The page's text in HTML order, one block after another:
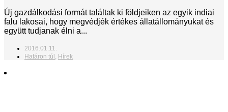
Új gazdálkodási formát találtak ki földjeiken az egyik indiai
falu lakosai, hogy megvédjék értékes állatállományukat és
együtt tudjanak élni a...
2016.01.11.
Határon túl Hírek